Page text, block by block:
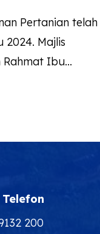
Pertanian telah
Majlis
Ibu...
Telefon
200